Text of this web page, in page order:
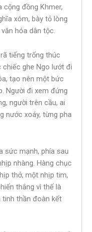
cộng đồng Khmer,
xóm, bày tỏ lòng
hóa dân tộc.
tiếng trống thúc
chiếc ghe Ngo lướt đi
tạo nên một bức
Người đi xem đứng
người trên cầu, ai
nước xoáy, từng pha
sức mạnh, phía sau
nhàng. Hàng chục
thở, một nhịp tim,
thắng vì thế là
tinh thần đoàn kết